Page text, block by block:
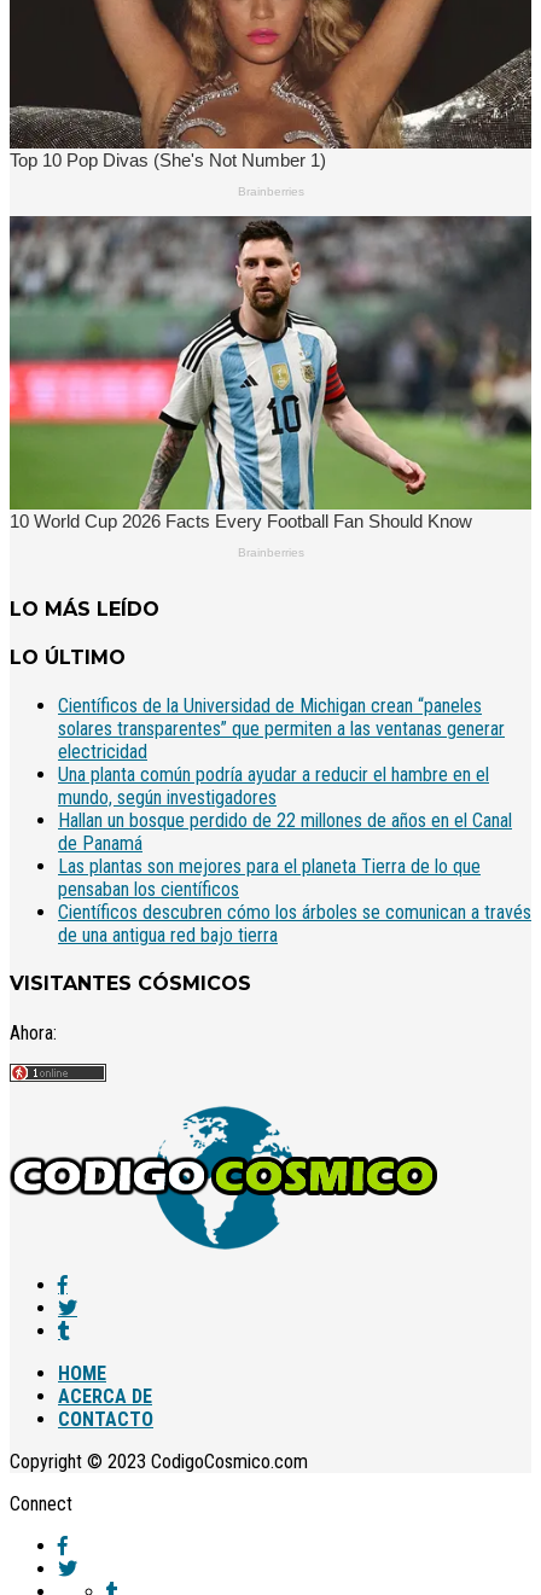
LO MÁS LEÍDO
LO ÚLTIMO
Científicos de la Universidad de Michigan crean “paneles
solares transparentes” que permiten a las ventanas generar
electricidad
Una planta común podría ayudar a reducir el hambre en el
mundo, según investigadores
Hallan un bosque perdido de 22 millones de años en el Canal
de Panamá
Las plantas son mejores para el planeta Tierra de lo que
pensaban los científicos
Científicos descubren cómo los árboles se comunican a través
de una antigua red bajo tierra
VISITANTES CÓSMICOS
Ahora:
HOME
ACERCA DE
CONTACTO
Copyright © 2023 CodigoCosmico.com
Connect